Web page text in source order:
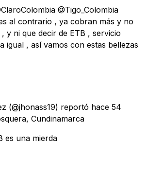
@Tigo_Colombia
al contrario , ya cobran más y no
y ni que decir de ETB , servicio
igual , así vamos con estas bellezas
(@jhonass19) reportó hace 54
Cundinamarca
es una mierda